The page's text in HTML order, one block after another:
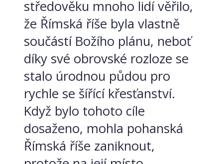
středověku mnoho lidí věřilo,
že Římská říše byla vlastně
součástí Božího plánu, neboť
díky své obrovské rozloze se
stalo úrodnou půdou pro
rychle se šířící křesťanství.
Když bylo tohoto cíle
dosaženo, mohla pohanská
Římská říše zaniknout,